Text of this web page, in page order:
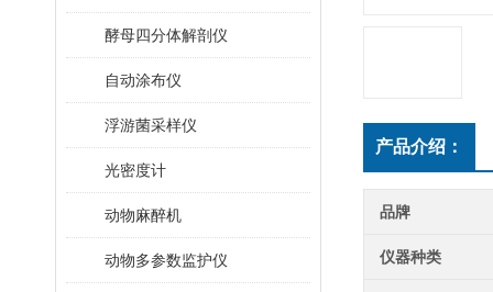
酵母四分体解剖仪
自动涂布仪
浮游菌采样仪
光密度计
动物麻醉机
动物多参数监护仪
产品介绍：
品牌
仪器种类